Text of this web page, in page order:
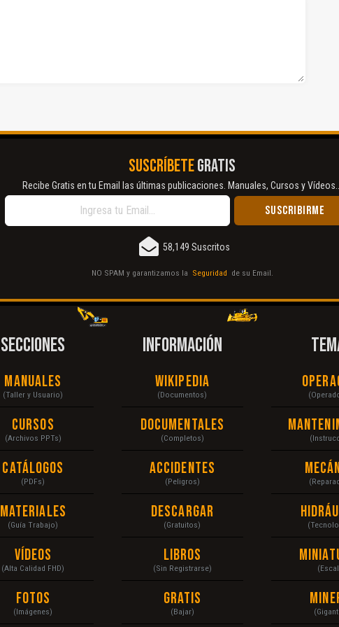
SUSCRÍBETEGRATIS
Recibe Gratis en tu Email las últimas publicaciones. Manuales, Cursos y
58,149 Suscritos
NO SPAM y garantizamos la Seguridad de su Email.
SECCIONES
Manuales
(Taller y Usuario)
Cursos
(Archivos PPTs)
Catálogos
(PDFs)
Materiales
(Guía Trabajo)
Vídeos
(Alta Calidad FHD)
Fotos
(Imágenes)
INFORMACIÓN
Wikipedia
(Documentos)
Documentales
(Completos)
Accidentes
(Peligros)
Descargar
(Gratuitos)
Libros
(Sin Registrarse)
Gratis
(Bajar)